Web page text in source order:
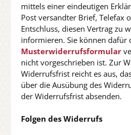
mittels einer eindeutigen
Post versandter Brief, Telefax
Entschluss, diesen Vertrag zu
informieren. Sie können dafür
Musterwiderrufsformular
nicht vorgeschrieben ist. Zur
Widerrufsfrist reicht es aus,
über die Ausübung des
der Widerrufsfrist absenden.
Folgen des Widerrufs